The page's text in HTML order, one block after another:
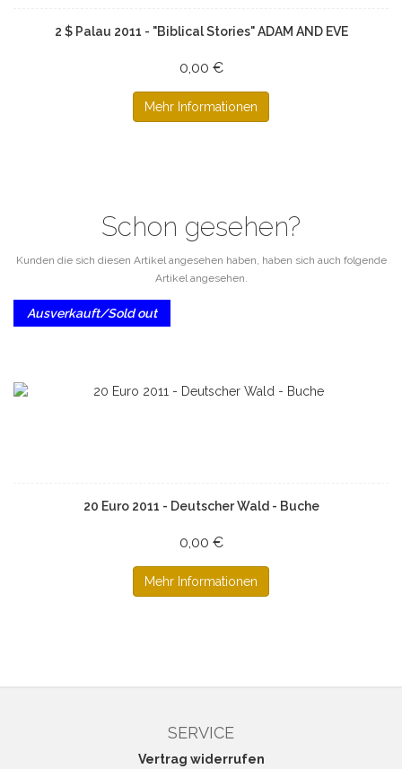
2 $ Palau 2011 - "Biblical Stories" ADAM AND EVE
0,00 €
Mehr Informationen
Schon gesehen?
Kunden die sich diesen Artikel angesehen haben, haben sich auch folgende
Artikel angesehen.
Ausverkauft/Sold out
20 Euro 2011 - Deutscher Wald - Buche
0,00 €
Mehr Informationen
SERVICE
Vertrag widerrufen